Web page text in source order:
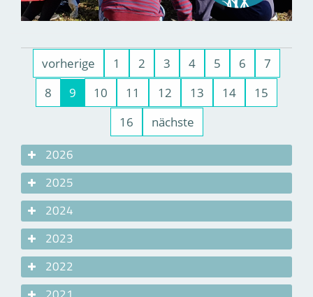
vorherige 1 2 3 4 5 6
7
8
9 10 11 12 13 14
15
16
nächste
2026
2025
2024
2023
2022